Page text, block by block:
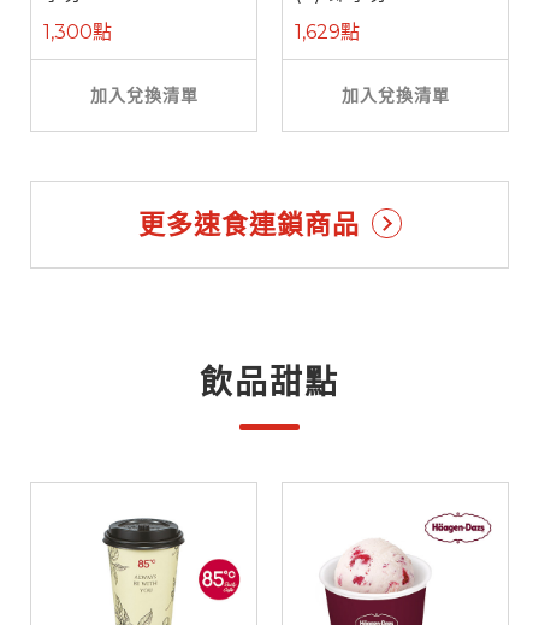
1,300點
加入兌換清單
1,629點
加入兌換清單
更多速食連鎖商品
飲品甜點